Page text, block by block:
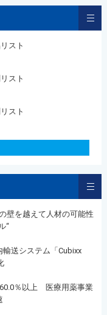
スト
スト
スト
壁を越えて人材の可能性
“
送システム「Cubixx
％以上 医療用薬事業